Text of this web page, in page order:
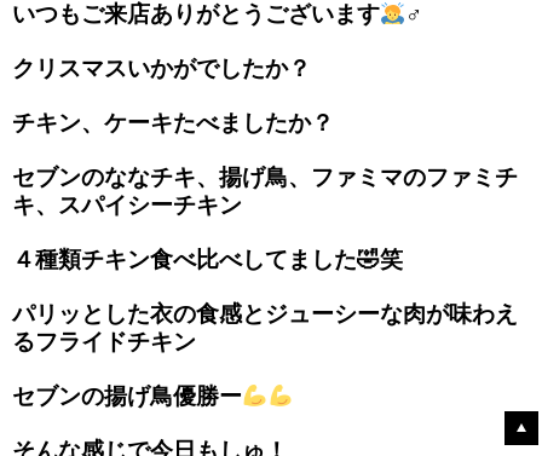
いつもご来店ありがとうございます ‍♂️
クリスマスいかがでしたか？
チキン、ケーキたべましたか？
セブンのななチキ、揚げ鳥、ファミマのファミチ
キ、スパイシーチキン
４種類チキン食べ比べしてました🤣笑
パリッとした衣の食感とジューシーな肉が味わえ
るフライドチキン
セブンの揚げ鳥優勝ー